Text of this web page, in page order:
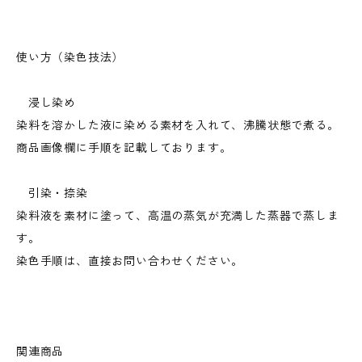
使い方（染色技法）
浸し染め
染料を溶かした液に染める素材を入れて、沸騰状態で煮る。
商品画像欄に手順を記載しております。
引染・捺染
染料液を素材に塗って、高温の蒸気が充満した蒸器で蒸しま
す。
染色手順は、直接お問い合わせください。
関連商品